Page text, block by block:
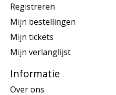
Registreren
Mijn bestellingen
Mijn tickets
Mijn verlanglijst
Informatie
Over ons